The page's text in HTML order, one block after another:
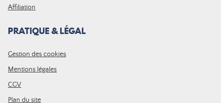
Affiliation
PRATIQUE & LÉGAL
Gestion des cookies
Mentions légales
CGV
Plan du site